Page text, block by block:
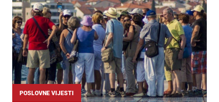
POSLOVNE VIJESTI